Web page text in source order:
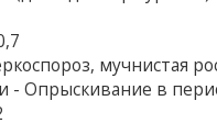
мучнистая
- Опрыскивание в